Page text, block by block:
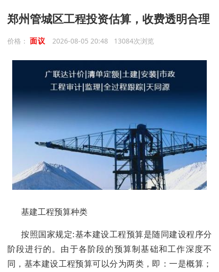
郑州管城区工程投资估算，收费透明合理
价格： 面议 2026-08-05 20:48 13084次浏览
基建工程预算种类
按照国家规定:基本建设工程预算是随同建设程序分
阶段进行的。由于各阶段的预算制基础和工作深度不
同，基本建设工程预算可以分为两类，即：一是概算；